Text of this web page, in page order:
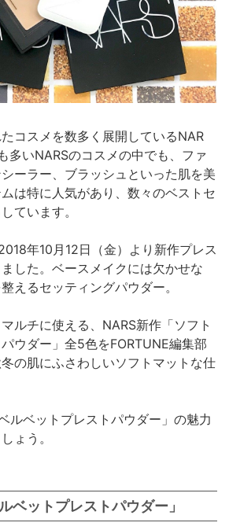
コスメを数多く展開しているNAR
多いNARSのコスメの中でも、ファ
ーラー、ブラッシュといった肌を美
は特に人気があり、数々のベストセ
ています。
年10月12日（金）より新作プレス
した。ベースメイクには欠かせな
えるセッティングパウダー。
ルチに使える、NARS新作「ソフト
ウダー」全5色をFORTUNE編集部
の肌にふさわしいソフトマットな仕
ルベットプレストパウダー」の魅力
ょう。
ベットプレストパウダー」